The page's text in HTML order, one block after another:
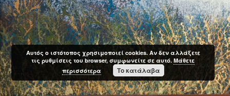
Αυτός ο ιστότοπος χρησιμοποιεί cookies. Αν δεν αλλάξετε
τις ρυθμίσεις του browser, συμφωνείτε σε αυτό.Μάθετε
περισσότερα
Το κατάλαβα